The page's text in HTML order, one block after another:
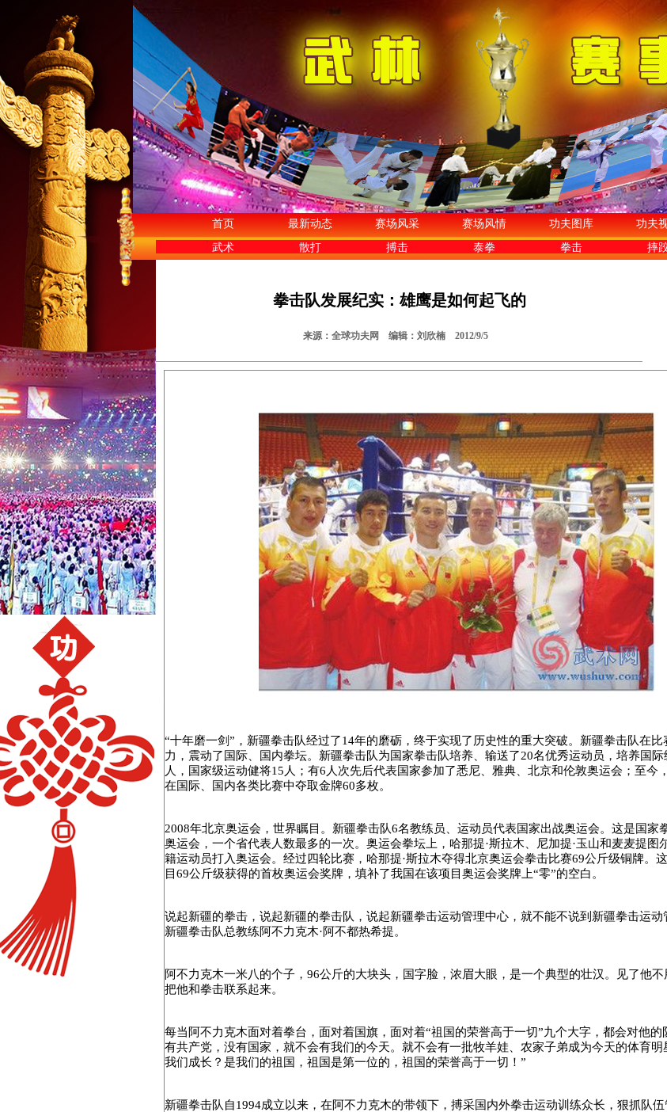
首页 最新动态 赛场风采 赛场风情 功夫图库 功夫
武术
散打 搏击 泰拳 拳击 摔
拳击队发展纪实：雄鹰是如何起飞的
来源：全球功夫网 编辑：刘欣楠 2012/9/5
“十年磨一剑”，新疆拳击队经过了14年的磨砺，终于实现了历史性的重大突破。新疆拳击队在比
力，震动了国际、国内拳坛。新疆拳击队为国家拳击队培养、输送了20名优秀运动员，培养国际
人，国家级运动健将15人；有6人次先后代表国家参加了悉尼、雅典、北京和伦敦奥运会；至今
在国际、国内各类比赛中夺取金牌60多枚。
2008年北京奥运会，世界瞩目。新疆拳击队6名教练员、运动员代表国家出战奥运会。这是国家
奥运会，一个省代表人数最多的一次。奥运会拳坛上，哈那提·斯拉木、尼加提·玉山和麦麦提图
籍运动员打入奥运会。经过四轮比赛，哈那提·斯拉木夺得北京奥运会拳击比赛69公斤级铜牌。
目69公斤级获得的首枚奥运会奖牌，填补了我国在该项目奥运会奖牌上“零”的空白。
说起新疆的拳击，说起新疆的拳击队，说起新疆拳击运动管理中心，就不能不说到新疆拳击运动
新疆拳击队总教练阿不力克木·阿不都热希提。
阿不力克木一米八的个子，96公斤的大块头，国字脸，浓眉大眼，是一个典型的壮汉。见了他
把他和拳击联系起来。
每当阿不力克木面对着拳台，面对着国旗，面对着“祖国的荣誉高于一切”九个大字，都会对他的
有共产党，没有国家，就不会有我们的今天。就不会有一批牧羊娃、农家子弟成为今天的体育明
我们成长？是我们的祖国，祖国是第一位的，祖国的荣誉高于一切！”
新疆拳击队自1994成立以来，在阿不力克木的带领下，搏采国内外拳击运动训练众长，狠抓队